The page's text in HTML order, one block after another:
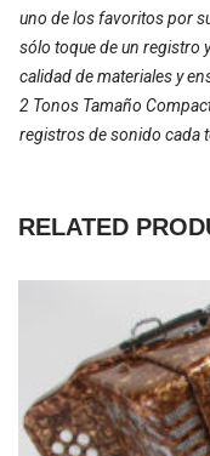
uno de los favoritos por
sólo toque de un registro
calidad de materiales y
2 Tonos Tamaño
registros de sonido cada
RELATED